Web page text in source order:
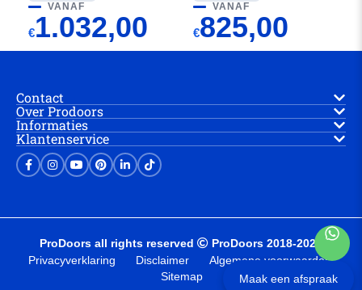
VANAF
€1.032,00
VANAF
€825,00
Contact
Over Prodoors
Informaties
Klantenservice
ProDoors all rights reserved
ProDoors 2018-2025
Privacyverklaring
Disclaimer
Algemene voorwaarden
Sitemap
Maak een afspraak